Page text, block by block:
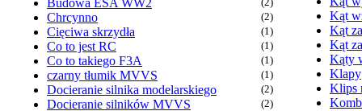
Chrcynno (2)
Cięciwa skrzydła (1)
Co to jest RC (1)
Co to takiego F3A (1)
czarny tłumik MVVS (1)
Docieranie silnika modelarskiego (2)
Docieranie silników MVVS (2)
Kąt
Kąt
Kąt
Kąty
Klapy
Klips